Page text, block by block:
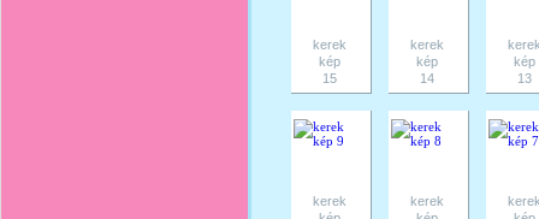
kerek
kép
15
kerek
kép
14
kép
13
kerek
kerek